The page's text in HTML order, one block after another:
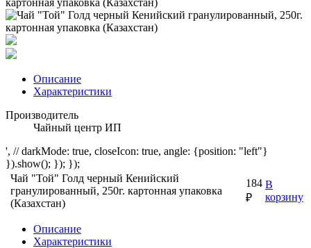
Описание
Характеристики
Производитель
Чайный центр ИП
', // darkMode: true, closeIcon: true, angle: {position: "left"}
}).show(); }); });
Чай "Той" Голд черный Кенийский
гранулированный, 250г. картонная упаковка
(Казахстан)
184
₽
В
корзину
Описание
Характеристики